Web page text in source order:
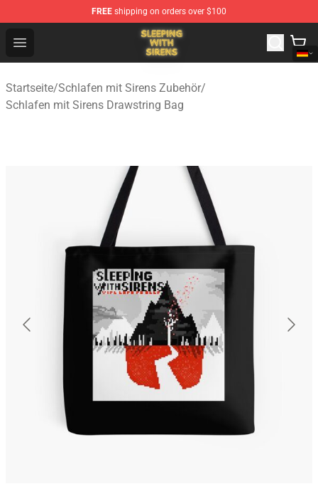
FREE shipping on orders over $100
Open menu
Sleeping With Sirens Store - Official Sleeping With
Startseite/Schlafen mit Sirens Zubehör/
Schlafen mit Sirens Drawstring Bag